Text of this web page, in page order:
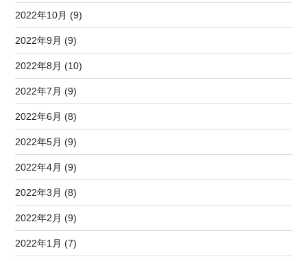
2022年10月 (9)
2022年9月 (9)
2022年8月 (10)
2022年7月 (9)
2022年6月 (8)
2022年5月 (9)
2022年4月 (9)
2022年3月 (8)
2022年2月 (9)
2022年1月 (7)